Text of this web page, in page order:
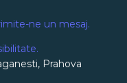
ne un mesaj.
Prahova